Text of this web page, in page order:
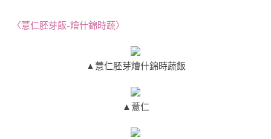
〈薏仁胚芽飯-燴什錦時蔬〉
▲薏仁胚芽燴什錦時蔬飯
▲薏仁